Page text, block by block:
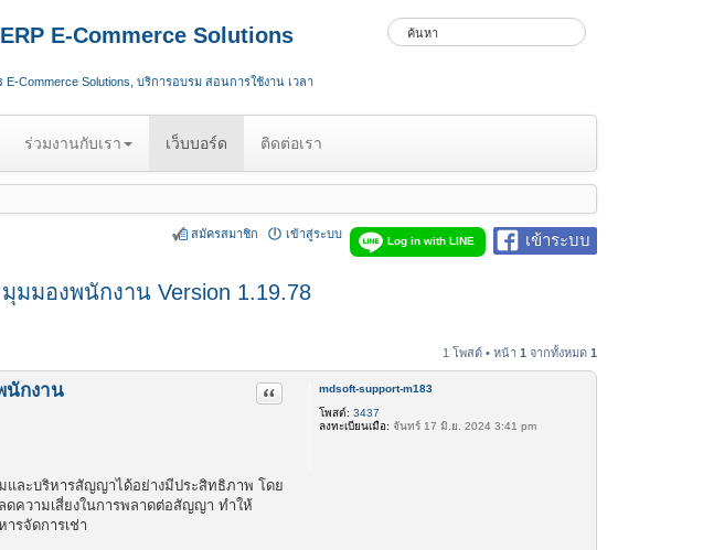
E-Commerce Solutions
Commerce Solutions, บริการอบรม สอนการใช้งาน เวลา
ร่วมงานกับเรา เว็บบอร์ด ติดต่อเรา
เข้าระบบ
Log in with LINE
เข้าสู่ระบบ
สมัครสมาชิก
มองพนักงาน Version 1.19.78
1 โพสต์ • หน้า 1 จากทั้งหมด 1
mdsoft-support-m183
โพสต์: 3437
ลงทะเบียนเมื่อ: จันทร์ 17 มิ.ย. 2024 3:41 pm
นักงาน
อ้างคำพูด
และบริหารสัญญาได้อย่างมีประสิทธิภาพ โดย
ดความเสี่ยงในการพลาดต่อสัญญา ทำให้
รจัดการเช่า